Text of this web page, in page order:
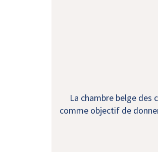
La chambre belge des
comme objectif de